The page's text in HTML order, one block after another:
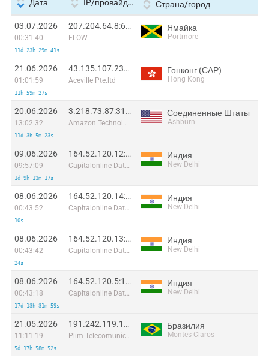
Дата IP/провайдер Страна/город
03.07.2026
00:31:40
11d 23h 29m 41s
207.204.64.8:65090
FLOW
Ямайка
Portmore
21.06.2026
01:01:59
11h 59m 27s
43.135.107.233:48183
Aceville Pte.ltd
Гонконг (САР)
Hong Kong
20.06.2026
13:02:32
11d 3h 5m 23s
3.218.73.87:31800
Amazon Technologies Inc.
Соединенные Штаты
Ashburn
09.06.2026
09:57:09
1d 9h 13m 17s
164.52.120.12:8896
Capitalonline Data Service (HK) Co
Индия
New Delhi
08.06.2026
00:43:52
10s
164.52.120.14:13713
Capitalonline Data Service (HK) Co
Индия
New Delhi
08.06.2026
00:43:42
24s
164.52.120.13:60124
Capitalonline Data Service (HK) Co
Индия
New Delhi
08.06.2026
00:43:18
17d 13h 31m 59s
164.52.120.5:19383
Capitalonline Data Service (HK) Co
Индия
New Delhi
21.05.2026
11:11:19
5d 17h 58m 52s
191.242.119.174:52930
Plim Telecomunicacoes Ltda-me
Бразилия
Montes Claros